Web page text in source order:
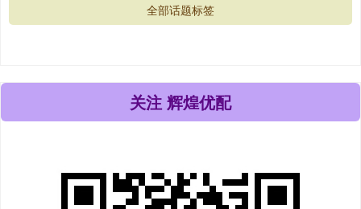
全部话题标签
关注 辉煌优配